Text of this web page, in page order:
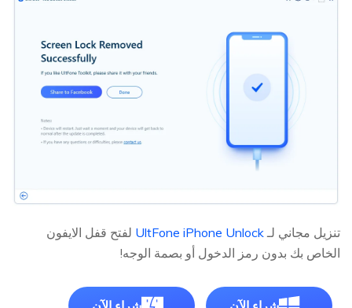
تنزيل مجاني لـ UltFone iPhone Unlock لفتح قفل الايفون
الخاص بك بدون رمز الدخول أو بصمة الوجه!